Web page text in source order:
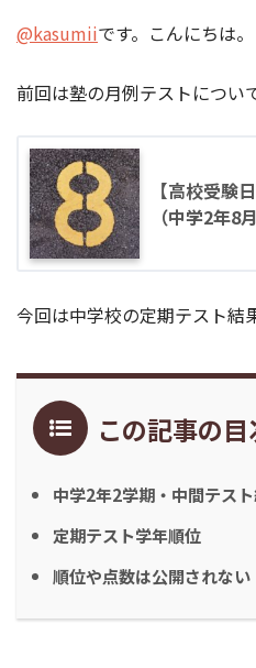
@kasumiiです。こんにちは。
前回は塾の月例テストについ
【高校受験
（中学2年8
今回は中学校の定期テスト結
この記事の目
中学2年2学期・中間テス
定期テスト学年順位
順位や点数は公開されない